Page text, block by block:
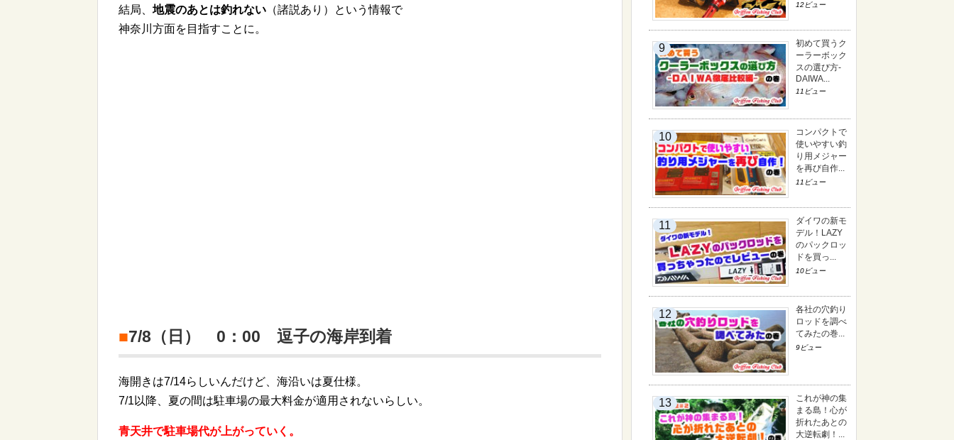
結局、 地震のあとは釣れない （諸説あり）という情報で
神奈川方面を目指すことに。
■7/8（日） 0：00 逗子の海岸到着
海開きは7/14らしいんだけど、海沿いは夏仕様。
7/1以降、夏の間は駐車場の最大料金が適用されないらしい。
青天井で駐車場代が上がっていく。
12ビュー
初めて買うク
ーラーボック
スの選び方-
DAIWA...
11ビュー
コンパクトで
使いやすい釣
り用メジャー
を再び自作...
11ビュー
ダイワの新モ
デル！LAZY
のパックロッ
ドを買っ...
10ビュー
各社の穴釣り
ロッドを調べ
てみたの巻...
9ビュー
これが神の集
まる島！心が
折れたあとの
大逆転劇！...